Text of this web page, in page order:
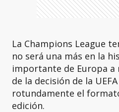
La Champions League
no será una más en la
importante de Europa a
de la decisión de la
rotundamente el
edición.